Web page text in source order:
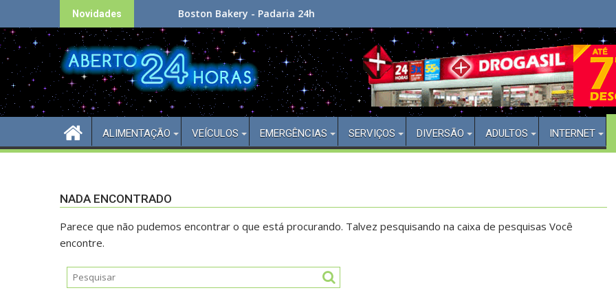
to
content
Novidades
Boston Bakery - Padaria 24h
ALIMENTAÇÃO VEÍCULOS EMERGÊNCIAS SERVIÇOS DIVERSÃO ADULTOS INTERNET
NADA ENCONTRADO
Parece que não pudemos encontrar o que está procurando. Talvez pesquisando na caixa de pesquisas Você
encontre.